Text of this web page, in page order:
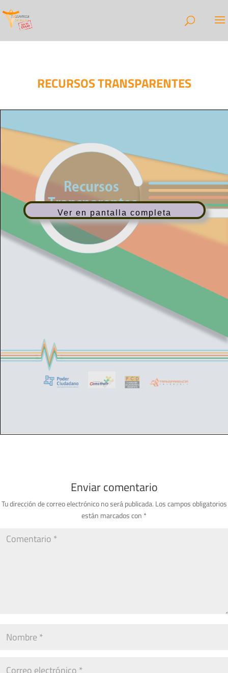
RECURSOS TRANSPARENTES
Ver en pantalla completa
Enviar comentario
Tu dirección de correo electrónico no será publicada. Los campos obligatorios
están marcados con *